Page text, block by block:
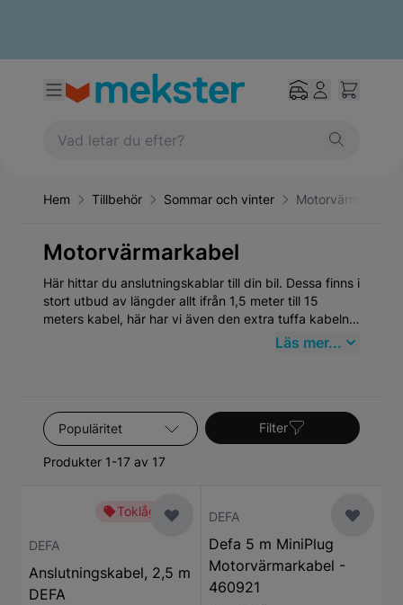
Hem Tillbehör Sommar och vinter Motorvärmarkabel
Motorvärmarkabel
Här hittar du anslutningskablar till din bil. Dessa finns i
stort utbud av längder allt ifrån 1,5 meter till 15
meters kabel, här har vi även den extra tuffa kabeln
Defa orange och den extra kyltåliga Defa Xtreme för
Läs mer...
Sortera efter
Produkter 1-17 av 17
Filter
Toklågt pris
DEFA
Anslutningskabel, 2,5 m
DEFA
DEFA
Defa 5 m MiniPlug
Motorvärmarkabel -
460921